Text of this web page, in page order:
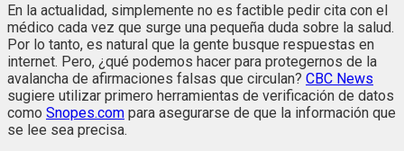
En la actualidad, simplemente no es factible pedir cita con el
médico cada vez que surge una pequeña duda sobre la salud.
Por lo tanto, es natural que la gente busque respuestas en
internet. Pero, ¿qué podemos hacer para protegernos de la
avalancha de afirmaciones falsas que circulan? CBC News
sugiere utilizar primero herramientas de verificación de datos
como Snopes.com para asegurarse de que la información que
se lee sea precisa.